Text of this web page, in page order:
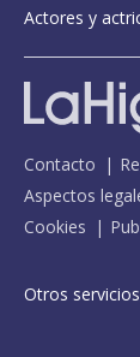
Actores y
Contacto
Aspectos
Cookies
Otros